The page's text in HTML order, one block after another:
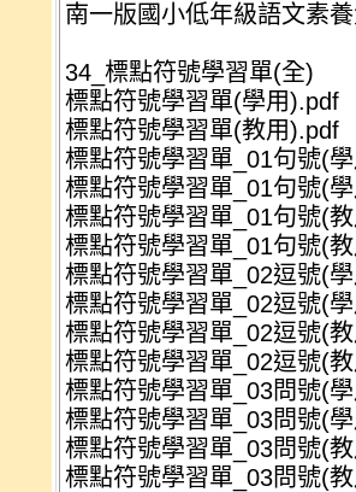
南一版國小低年級語文素
34_標點符號學習單(全)
標點符號學習單(學用).pdf
標點符號學習單(教用).pdf
標點符號學習單_01句號(
標點符號學習單_01句號(
標點符號學習單_01句號(
標點符號學習單_01句號(
標點符號學習單_02逗號(
標點符號學習單_02逗號(
標點符號學習單_02逗號(
標點符號學習單_02逗號(
標點符號學習單_03問號(
標點符號學習單_03問號(
標點符號學習單_03問號(
標點符號學習單_03問號(